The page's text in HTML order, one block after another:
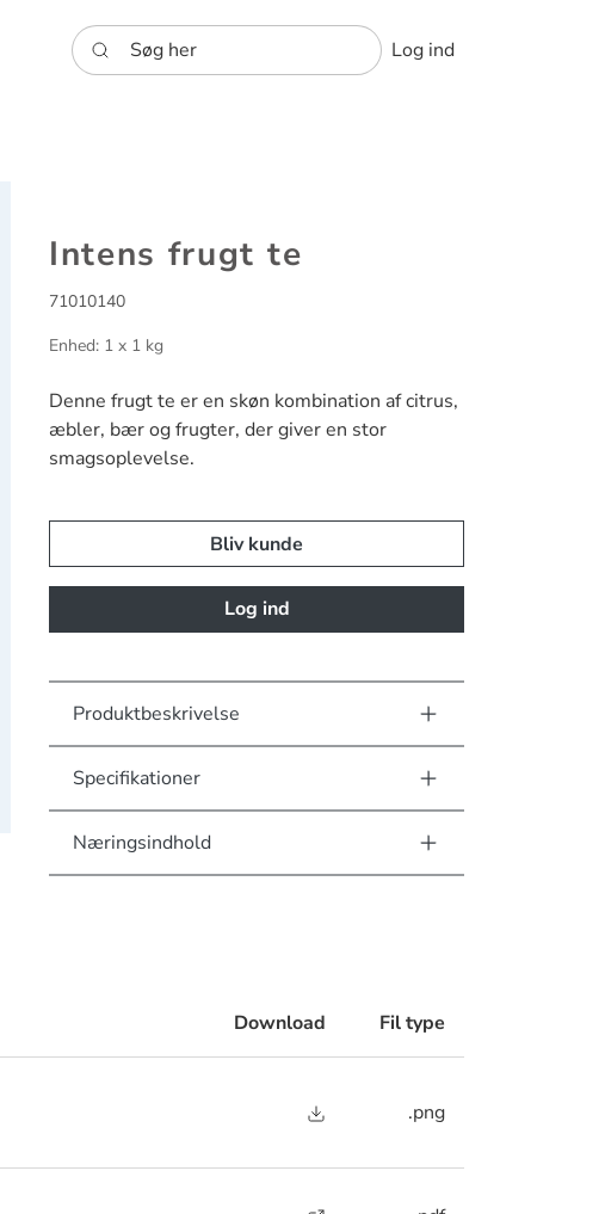
Søg her Log ind
Intens frugt te
71010140
Enhed: 1 x 1 kg
Denne frugt te er en skøn kombination af citrus,
æbler, bær og frugter, der giver en stor
smagsoplevelse.
Bliv kunde
Log ind
Produktbeskrivelse
Specifikationer
Næringsindhold
Download Fil type
.png